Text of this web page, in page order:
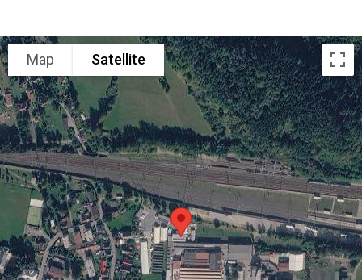
Map Satellite